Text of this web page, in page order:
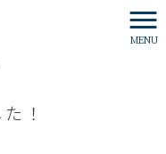
MENU
！